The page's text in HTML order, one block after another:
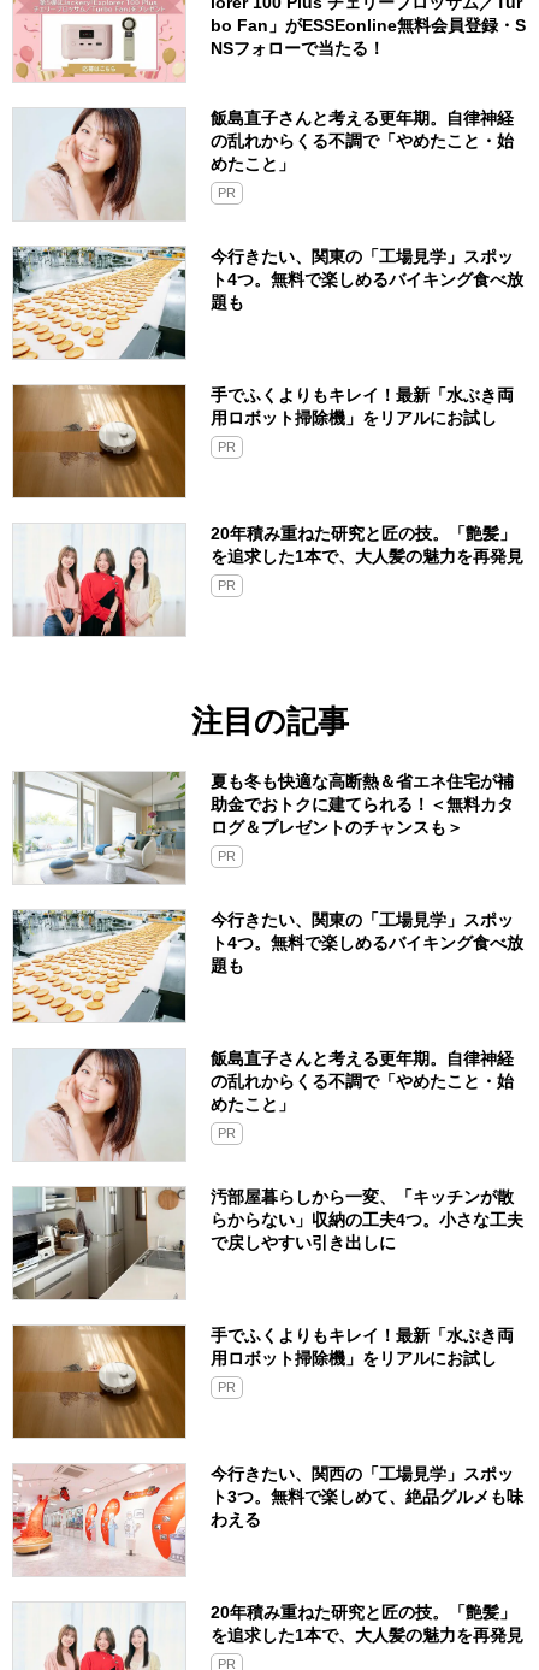
bo Fan」がESSEonline無料会員登録・S
NSフォローで当たる！
飯島直子さんと考える更年期。自律神経
の乱れからくる不調で「やめたこと・始
めたこと」
PR
今行きたい、関東の「工場見学」スポッ
ト4つ。無料で楽しめるバイキング食べ放
題も
手でふくよりもキレイ！最新「水ぶき両
用ロボット掃除機」をリアルにお試し
PR
20年積み重ねた研究と匠の技。「艶髪」
を追求した1本で、大人髪の魅力を再発見
PR
注目の記事
夏も冬も快適な高断熱＆省エネ住宅が補
助金でおトクに建てられる！＜無料カタ
ログ＆プレゼントのチャンスも＞
PR
今行きたい、関東の「工場見学」スポッ
ト4つ。無料で楽しめるバイキング食べ放
題も
飯島直子さんと考える更年期。自律神経
の乱れからくる不調で「やめたこと・始
めたこと」
PR
汚部屋暮らしから一変、「キッチンが散
らからない」収納の工夫4つ。小さな工夫
で戻しやすい引き出しに
手でふくよりもキレイ！最新「水ぶき両
用ロボット掃除機」をリアルにお試し
PR
今行きたい、関西の「工場見学」スポッ
ト3つ。無料で楽しめて、絶品グルメも味
わえる
20年積み重ねた研究と匠の技。「艶髪」
を追求した1本で、大人髪の魅力を再発見
PR